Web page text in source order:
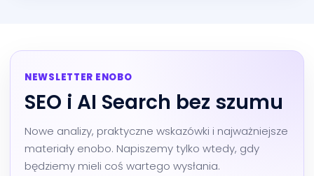
NEWSLETTER ENOBO
SEO i AI Search bez szumu
Nowe analizy, praktyczne wskazówki i najważniejsze
materiały enobo. Napiszemy tylko wtedy, gdy
będziemy mieli coś wartego wysłania.